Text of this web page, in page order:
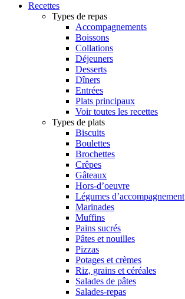
Recettes
Types de repas
Accompagnements
Boissons
Collations
Déjeuners
Desserts
Dîners
Entrées
Plats principaux
Voir toutes les recettes
Types de plats
Biscuits
Boulettes
Brochettes
Crêpes
Gâteaux
Hors-d’oeuvre
Légumes d’accompagnement
Marinades
Muffins
Pains sucrés
Pâtes et nouilles
Pizzas
Potages et crèmes
Riz, grains et céréales
Salades de pâtes
Salades-repas